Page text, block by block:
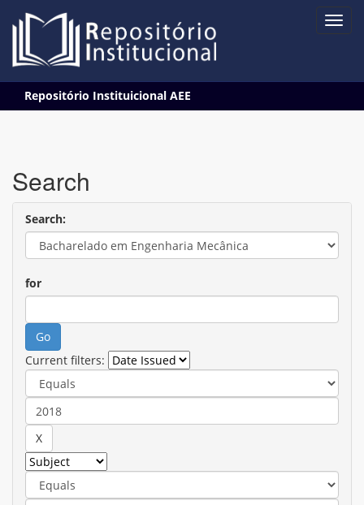
navigation
Repositório Instituicional AEE
Search
Search:
for
Current filters: